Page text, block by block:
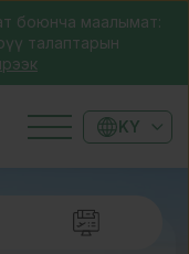
боюнча маалымат:
талаптарын
KY